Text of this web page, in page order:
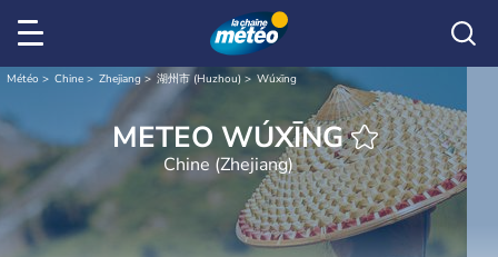
Météo Chine Zhejiang 湖州市 (Huzhou) Wúxīng
METEO WÚXĪNG
Chine (Zhejiang)